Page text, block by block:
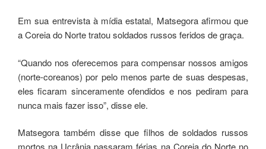
Em sua entrevista à mídia estatal, Matsegora afirmou que
a Coreia do Norte tratou soldados russos feridos de graça.
“Quando nos oferecemos para compensar nossos amigos
(norte-coreanos) por pelo menos parte de suas despesas,
eles ficaram sinceramente ofendidos e nos pediram para
nunca mais fazer isso”, disse ele.
Matsegora também disse que filhos de soldados russos